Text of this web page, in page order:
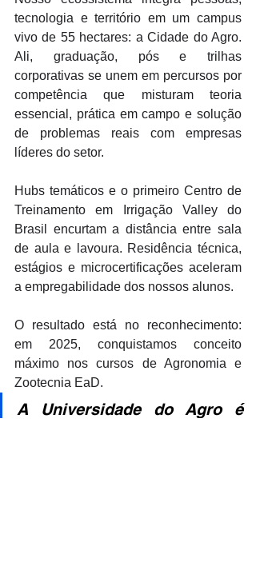
tecnologia e território em um campus
vivo de 55 hectares: a Cidade do Agro.
Ali, graduação, pós e trilhas
corporativas se unem em percursos por
competência que misturam teoria
essencial, prática em campo e solução
de problemas reais com empresas
líderes do setor.
Hubs temáticos e o primeiro Centro de
Treinamento em Irrigação Valley do
Brasil encurtam a distância entre sala
de aula e lavoura. Residência técnica,
estágios e microcertificações aceleram
a empregabilidade dos nossos alunos.
O resultado está no reconhecimento:
em 2025, conquistamos conceito
máximo nos cursos de Agronomia e
Zootecnia EaD.
A Universidade do Agro é